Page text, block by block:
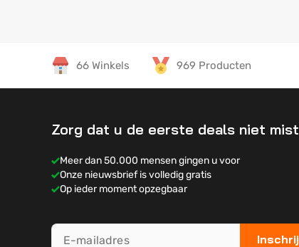
66 Winkels 969 Producten
Zorg dat u de eerste deals niet
Meer dan 50.000 mensen gingen u voor
Onze nieuwsbrief is volledig gratis
Op ieder moment opzegbaar